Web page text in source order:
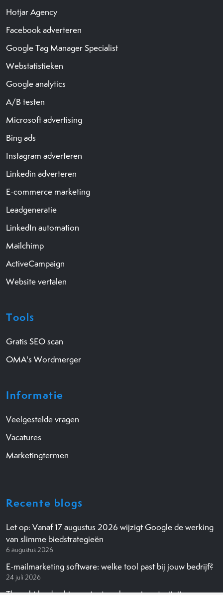
Hotjar Agency
Facebook adverteren
Google Tag Manager Specialist
Webstatistieken
Google analytics
A/B testen
Microsoft advertising
Bing ads
Instagram adverteren
Linkedin adverteren
E-commerce marketing
Leadgeneratie
LinkedIn automation
Mailchimp
ActiveCampaign
Website vertalen
Tools
Gratis SEO scan
OMA's Wordmerger
Informatie
Veelgestelde vragen
Vacatures
Marketingtermen
Recente blogs
Let op: Vanaf 17 augustus 2026 wijzigt Google de werking
van slimme biedstrategieën
6 augustus 2026
E-mailmarketing software: welke tool past bij jouw bedrijf?
24 juli 2026